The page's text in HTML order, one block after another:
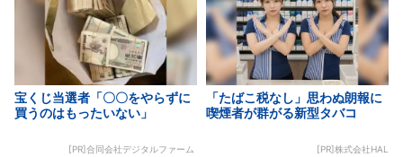
宝くじ当選者「〇〇をやらずに
買うのはもったいない」
[PR]合同会社デジタルファーム
「たばこ税なし」思わぬ朗報に
喫煙者が群がる新型タバコ
[PR]株式会社HAL